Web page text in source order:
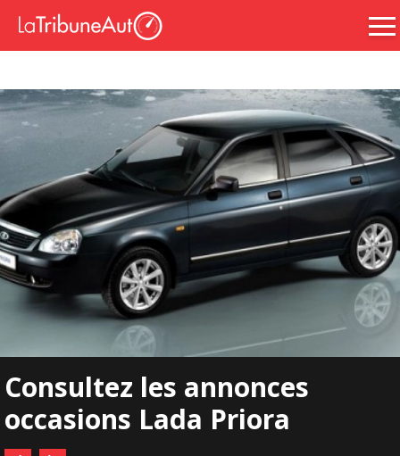
Consultez les annonces
occasions Lada Priora